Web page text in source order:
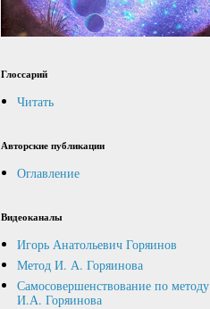
Глоссарий
Читать
Авторские публикации
Оглавление
Видеоканалы
Игорь Анатольевич Горяинов
Метод И. А. Горяинова
Самосовершенствование по методу
И.А. Горяинова